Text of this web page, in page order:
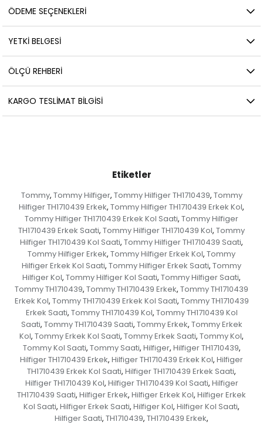
ÖDEME SEÇENEKLERI
YETKİ BELGESİ
ÖLÇÜ REHBERI
KARGO TESLIMAT BILGISI
Etiketler
Tommy, Tommy Hilfiger, Tommy Hilfiger TH1710439, Tommy
Hilfiger TH1710439 Erkek, Tommy Hilfiger TH1710439 Erkek Kol,
Tommy Hilfiger TH1710439 Erkek Kol Saati, Tommy Hilfiger
TH1710439 Erkek Saati, Tommy Hilfiger TH1710439 Kol, Tommy
Hilfiger TH1710439 Kol Saati, Tommy Hilfiger TH1710439 Saati,
Tommy Hilfiger Erkek, Tommy Hilfiger Erkek Kol, Tommy
Hilfiger Erkek Kol Saati, Tommy Hilfiger Erkek Saati, Tommy
Hilfiger Kol, Tommy Hilfiger Kol Saati, Tommy Hilfiger Saati,
Tommy TH1710439, Tommy TH1710439 Erkek, Tommy TH1710439
Erkek Kol, Tommy TH1710439 Erkek Kol Saati, Tommy TH1710439
Erkek Saati, Tommy TH1710439 Kol, Tommy TH1710439 Kol
Saati, Tommy TH1710439 Saati, Tommy Erkek, Tommy Erkek
Kol, Tommy Erkek Kol Saati, Tommy Erkek Saati, Tommy Kol,
Tommy Kol Saati, Tommy Saati, Hilfiger, Hilfiger TH1710439,
Hilfiger TH1710439 Erkek, Hilfiger TH1710439 Erkek Kol, Hilfiger
TH1710439 Erkek Kol Saati, Hilfiger TH1710439 Erkek Saati,
Hilfiger TH1710439 Kol, Hilfiger TH1710439 Kol Saati, Hilfiger
TH1710439 Saati, Hilfiger Erkek, Hilfiger Erkek Kol, Hilfiger Erkek
Kol Saati, Hilfiger Erkek Saati, Hilfiger Kol, Hilfiger Kol Saati,
Hilfiger Saati, TH1710439, TH1710439 Erkek,